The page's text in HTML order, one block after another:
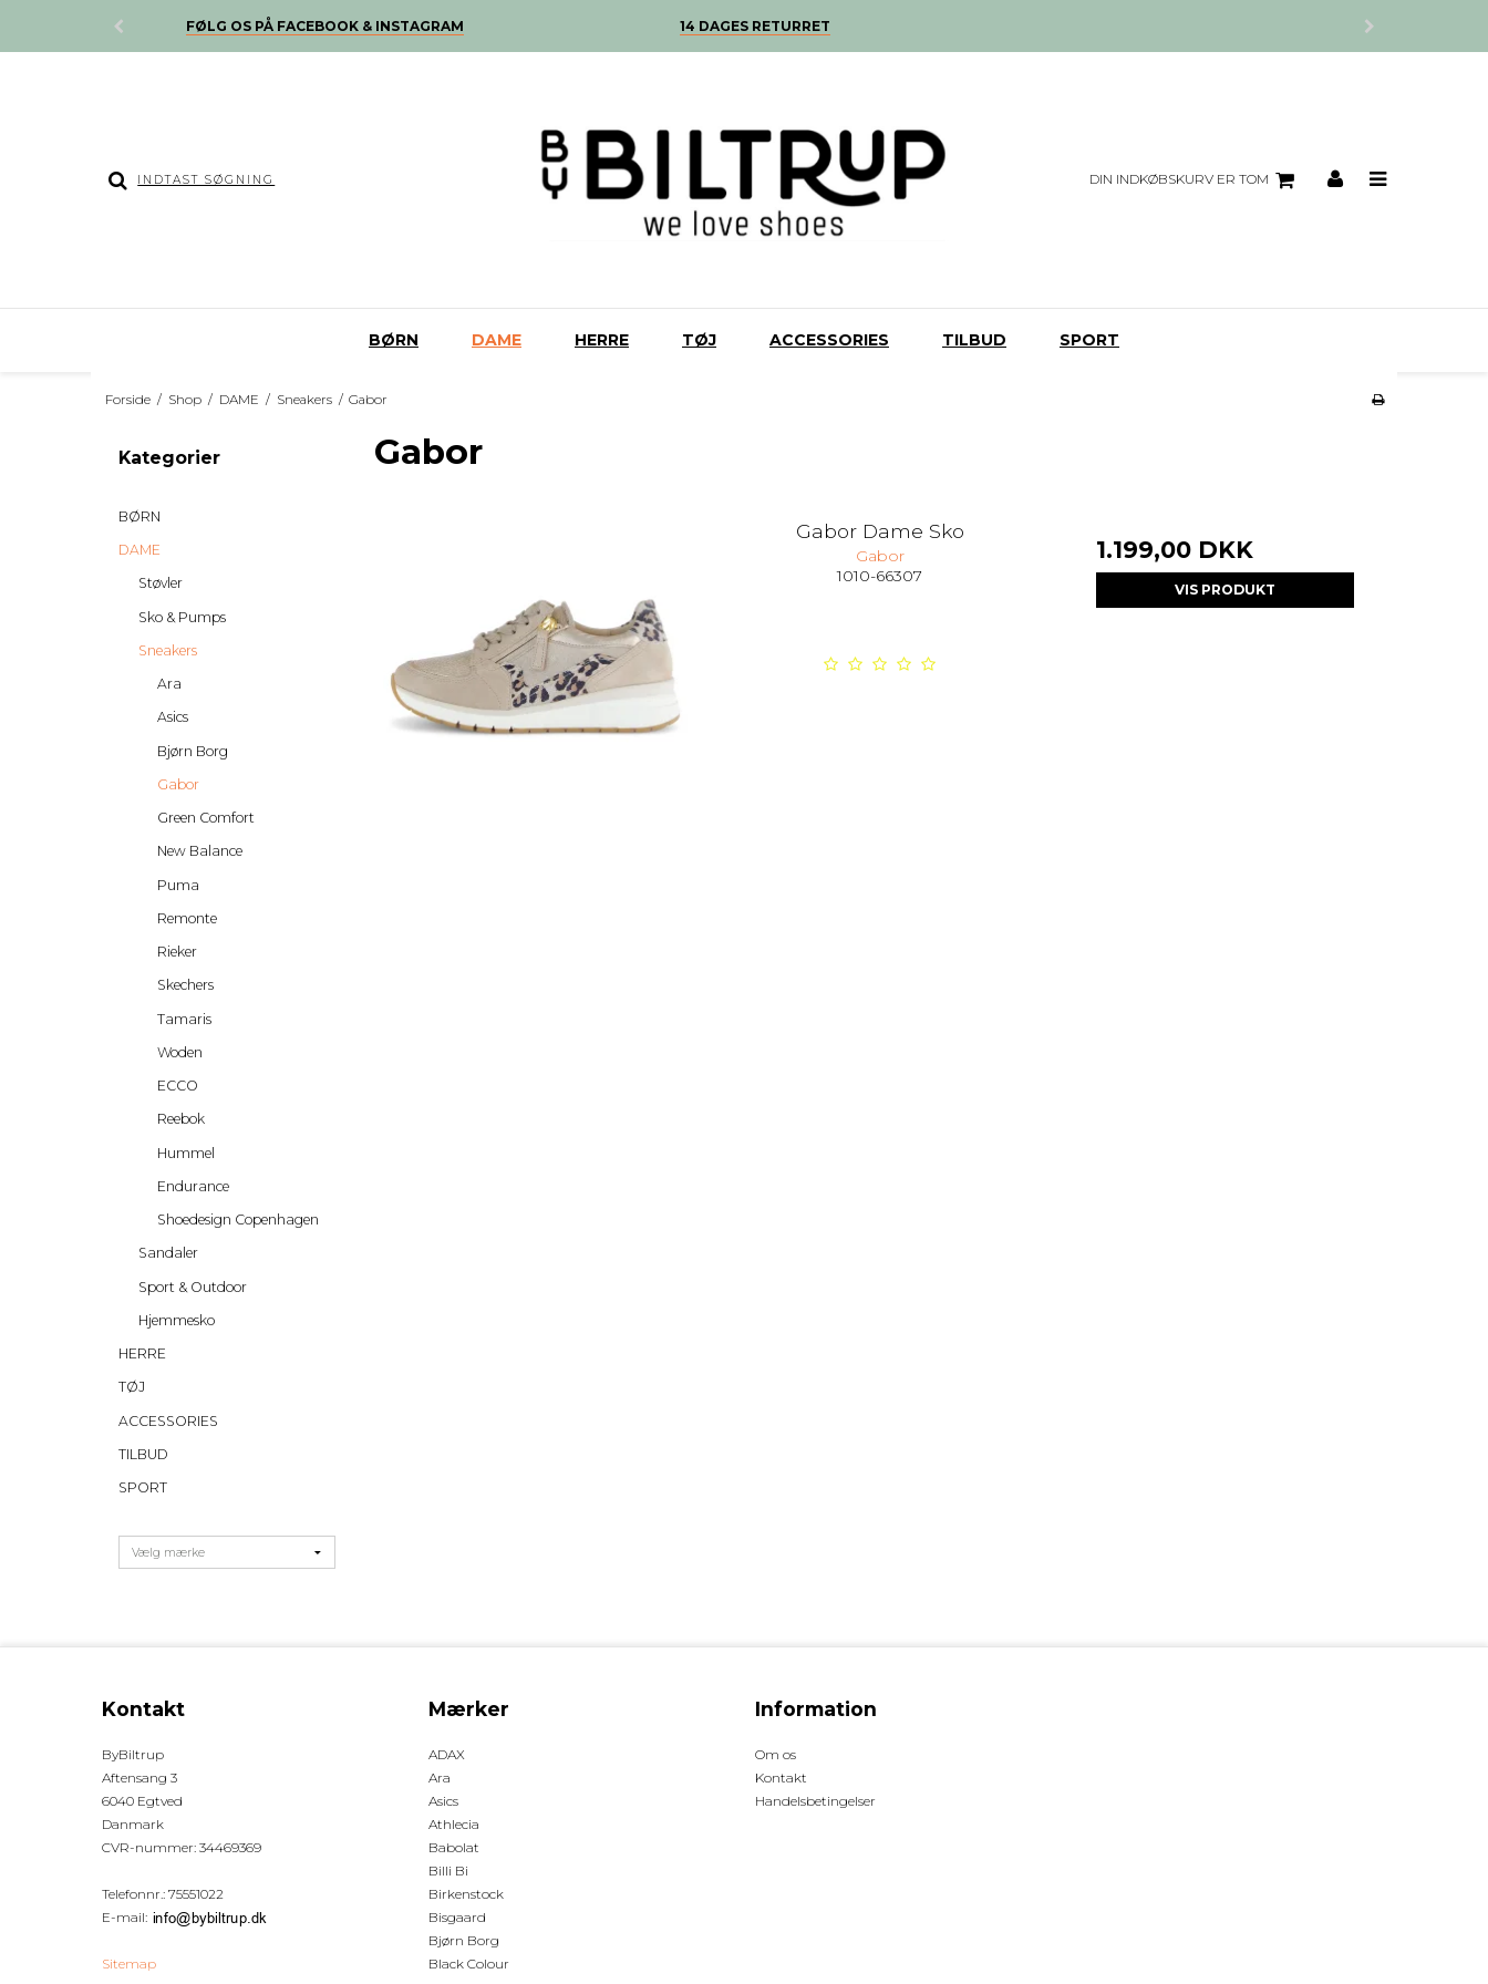
FØLG OS PÅ FACEBOOK & INSTAGRAM 14 DAGES RETURRET
DIN INDKØBSKURV ER TOM
BØRN DAME HERRE TØJ ACCESSORIES TILBUD SPORT
Forside / Shop / DAME / Sneakers / Gabor
Kategorier
BØRN
DAME
Støvler
Sko & Pumps
Sneakers
Ara
Asics
Bjørn Borg
Gabor
Green Comfort
New Balance
Puma
Remonte
Rieker
Skechers
Tamaris
Woden
ECCO
Reebok
Hummel
Endurance
Shoedesign Copenhagen
Sandaler
Sport & Outdoor
Hjemmesko
HERRE
TØJ
ACCESSORIES
TILBUD
SPORT
Gabor
Gabor Dame Sko
Gabor
1010-66307
1.199,00 DKK
VIS PRODUKT
Kontakt
ByBiltrup
Aftensang 3
6040 Egtved
Danmark
CVR-nummer: 34469369
Telefonnr.: 75551022
E-mail:
Sitemap
Mærker
ADAX
Ara
Asics
Athlecia
Babolat
Billi Bi
Birkenstock
Bisgaard
Bjørn Borg
Black Colour
Information
Om os
Kontakt
Handelsbetingelser